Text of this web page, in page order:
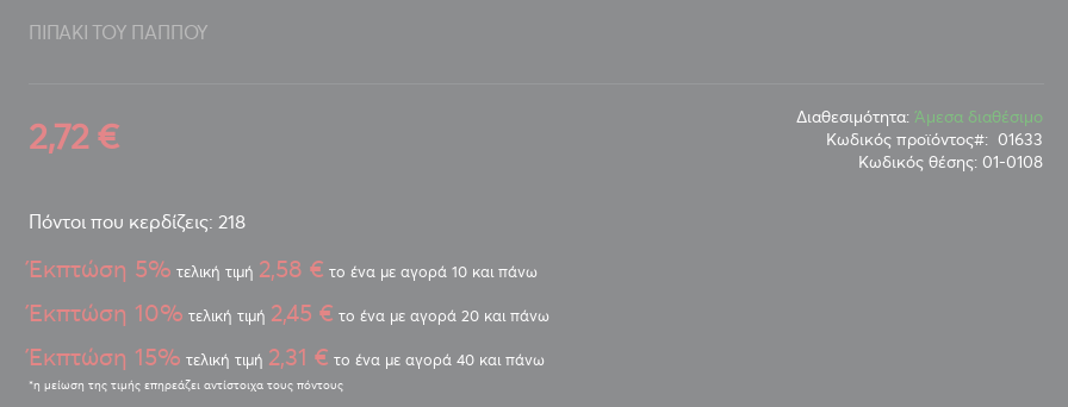
ΠΙΠΑΚΙ ΤΟΥ ΠΑΠΠΟΥ ΓΙΑ SLIM ΤΣΙΓΑΡΟ ΠΟΛΛΑΠΛΩΝ
ΠΙΠΑΚΙ ΤΟΥ ΠΑΠΠΟΥ
2,72 € Διαθεσιμότητα: Άμεσα διαθέσιμο
Κωδικός προϊόντος
01633
Κωδικός θέσης: 01-0108
Πόντοι που κερδίζεις: 218
Έκπτώση 5% τελική τιμή 2,58 € το ένα με αγορά 10 και πάνω
Έκπτώση 10% τελική τιμή 2,45 € το ένα με αγορά 20 και πάνω
Έκπτώση 15% τελική τιμή 2,31 € το ένα με αγορά 40 και πάνω